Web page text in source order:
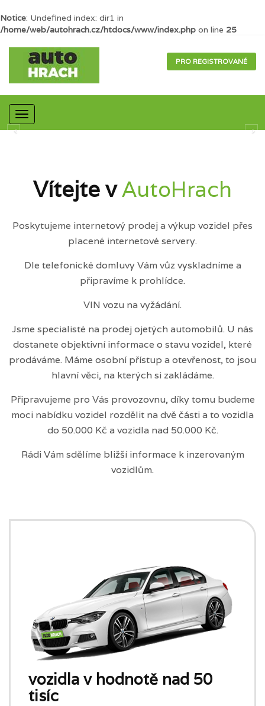
Notice: Undefined index: dir1 in
/home/web/autohrach.cz/htdocs/www/index.php on line 25
PRO REGISTROVANÉ
Mobilní
navigace
Vítejte vAutoHrach
Poskytujeme internetový prodej a výkup vozidel přes
placené internetové servery.
Dle telefonické domluvy Vám vůz vyskladníme a
připravíme k prohlídce.
VIN vozu na vyžádání.
Jsme specialisté na prodej ojetých automobilů. U nás
dostanete objektivní informace o stavu vozidel, které
prodáváme. Máme osobní přístup a otevřenost, to jsou
hlavní věci, na kterých si zakládáme.
Připravujeme pro Vás provozovnu, díky tomu budeme
moci nabídku vozidel rozdělit na dvě části a to vozidla
do 50.000 Kč a vozidla nad 50.000 Kč.
Rádi Vám sdělíme bližší informace k inzerovaným
vozidlům.
vozidla v hodnotě nad 50
tisíc